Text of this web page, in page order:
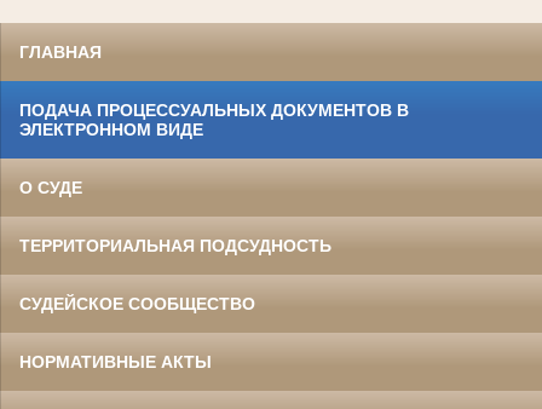
ГЛАВНАЯ
ПОДАЧА ПРОЦЕССУАЛЬНЫХ ДОКУМЕНТОВ В
ЭЛЕКТРОННОМ ВИДЕ
О СУДЕ
ТЕРРИТОРИАЛЬНАЯ ПОДСУДНОСТЬ
СУДЕЙСКОЕ СООБЩЕСТВО
НОРМАТИВНЫЕ АКТЫ